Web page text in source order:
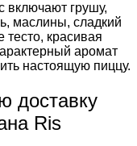
включают грушу,
маслины, сладкий
тесто, красивая
аромат
настоящую пиццу.
доставку
Ris